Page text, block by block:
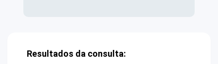
Resultados da consulta: